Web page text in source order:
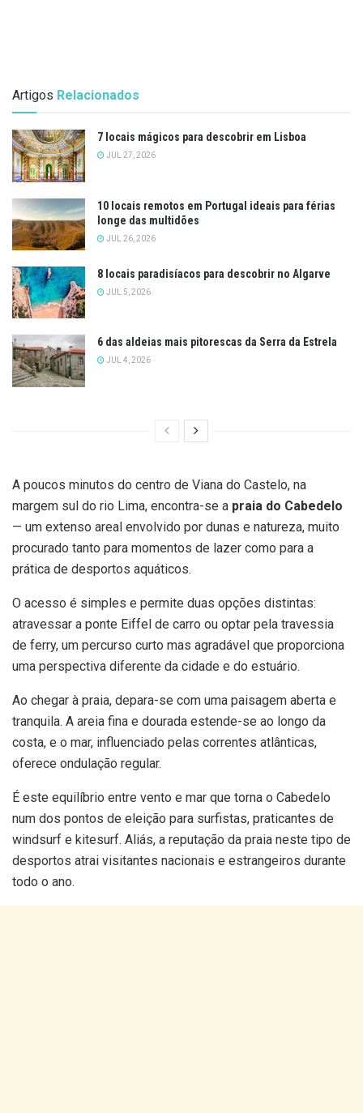
Artigos Relacionados
7 locais mágicos para descobrir em Lisboa
JUL 27, 2026
10 locais remotos em Portugal ideais para férias
longe das multidões
JUL 26, 2026
8 locais paradisíacos para descobrir no Algarve
JUL 5, 2026
6 das aldeias mais pitorescas da Serra da Estrela
JUL 4, 2026
A poucos minutos do centro de Viana do Castelo, na
margem sul do rio Lima, encontra-se a praia do Cabedelo
— um extenso areal envolvido por dunas e natureza, muito
procurado tanto para momentos de lazer como para a
prática de desportos aquáticos.
O acesso é simples e permite duas opções distintas:
atravessar a ponte Eiffel de carro ou optar pela travessia
de ferry, um percurso curto mas agradável que proporciona
uma perspectiva diferente da cidade e do estuário.
Ao chegar à praia, depara-se com uma paisagem aberta e
tranquila. A areia fina e dourada estende-se ao longo da
costa, e o mar, influenciado pelas correntes atlânticas,
oferece ondulação regular.
É este equilíbrio entre vento e mar que torna o Cabedelo
num dos pontos de eleição para surfistas, praticantes de
windsurf e kitesurf. Aliás, a reputação da praia neste tipo de
desportos atrai visitantes nacionais e estrangeiros durante
todo o ano.